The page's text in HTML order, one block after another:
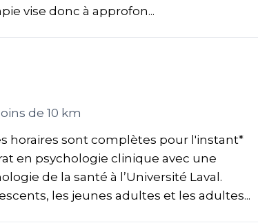
vise donc à approfon...
de 10 km
horaires sont complètes pour l'instant*
en psychologie clinique avec une
de la santé à l’Université Laval.
les jeunes adultes et les adultes...